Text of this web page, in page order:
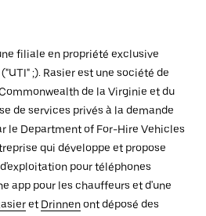
filiale en propriété exclusive
;). Rasier est une société de
de la Virginie et du
de services privés à la demande
le Department of For-Hire Vehicles
qui développe et propose
pour téléphones
app pour les chauffeurs et d'une
et Drinnenont déposé des